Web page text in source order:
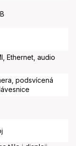
Ethernet, audio
podsvícená